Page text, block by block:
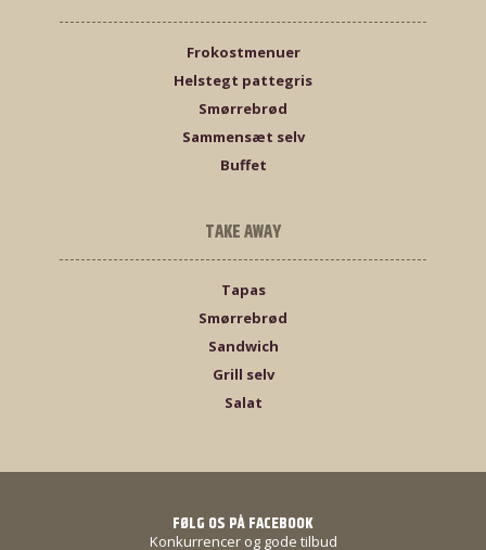
Frokostmenuer
Helstegt pattegris
Smørrebrød
Sammensæt selv
Buffet
TAKE AWAY
Tapas
Smørrebrød
Sandwich
Grill selv
Salat
FØLG OS PÅ FACEBOOK
Konkurrencer og gode tilbud